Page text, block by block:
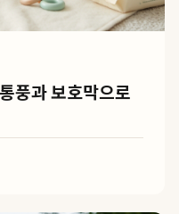
풍과 보호막으로